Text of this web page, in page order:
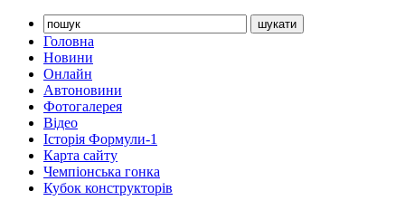
Головна
Новини
Онлайн
Автоновини
Фотогалерея
Відео
Історія Формули-1
Карта сайту
Чемпіонська гонка
Кубок конструкторів